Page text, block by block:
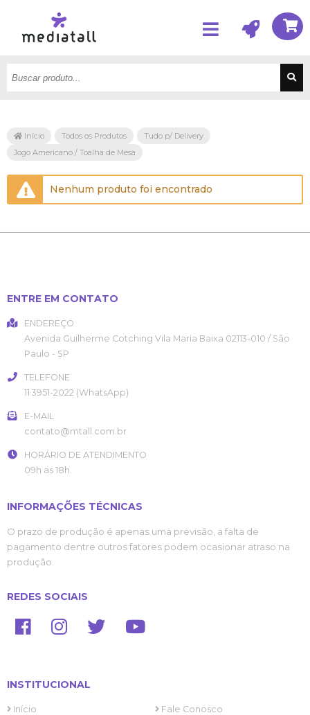
Início Todos os Produtos
Tudo p/ Delivery
Jogo Americano / Toalha de Mesa
Nenhum produto foi encontrado
ENTRE EM CONTATO
ENDEREÇO
Avenida Guilherme Cotching Vila Maria Baixa 02113-010 / São
Paulo - SP
TELEFONE
11 3951-2022 (WhatsApp)
E-MAIL
contato@mtall.com.br
HORÁRIO DE ATENDIMENTO
09h as 18h.
INFORMAÇÕES TÉCNICAS
O prazo de produção é apenas uma previsão, a falta de
pagamento dentre outros fatores podem ocasionar atraso na
produção.
REDES SOCIAIS
INSTITUCIONAL
Início
Fale Conosco